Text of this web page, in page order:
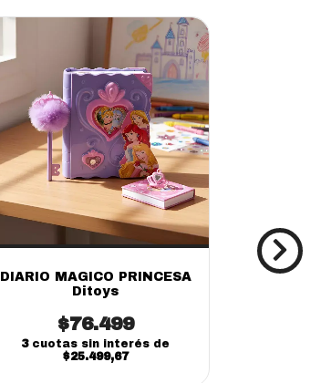
DIARIO MAGICO PRINCESA
Ditoys
$76.499
3 cuotas sin interés de
$25.499,67